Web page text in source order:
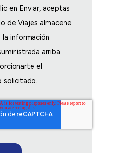
en Enviar, aceptas
de Viajes almacene
la información
arriba
el
solicitado.